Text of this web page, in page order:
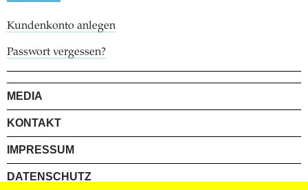
Kundenkonto anlegen
Passwort vergessen?
MEDIA
KONTAKT
IMPRESSUM
DATENSCHUTZ